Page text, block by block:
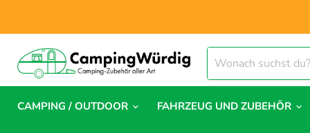
CAMPING / OUTDOOR FAHRZEUG UND ZUBEHÖR